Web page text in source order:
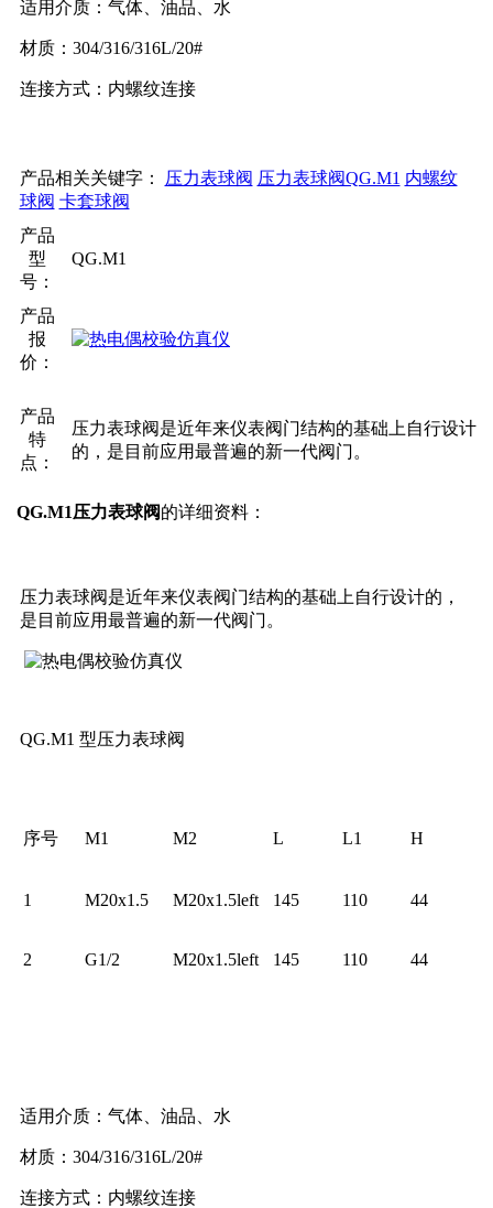
适用介质：气体、油品、水
材质：304/316/316L/20#
连接方式：内螺纹连接
产品相关关键字： 压力表球阀 压力表球阀QG.M1 内螺纹
球阀 卡套球阀
产品
型
号：
QG.M1
产品
报
价：
产品
特
点：
压力表球阀是近年来仪表阀门结构的基础上自行设计
的，是目前应用最普遍的新一代阀门。
QG.M1压力表球阀的详细资料：
压力表球阀是近年来仪表阀门结构的基础上自行设计的，
是目前应用最普遍的新一代阀门。
QG.M1 型压力表球阀
序号 M1 M2 L L1 H
1 M20x1.5 M20x1.5left 145 110 44
2 G1/2 M20x1.5left 145 110 44
适用介质：气体、油品、水
材质：304/316/316L/20#
连接方式：内螺纹连接